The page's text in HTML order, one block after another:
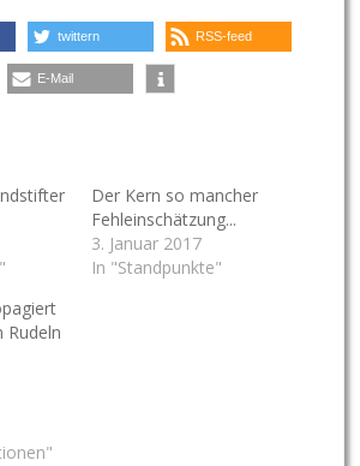
twittern RSS-feed
E-Mail
Der Kern so mancher
Fehleinschätzung...
3. Januar 2017
In "Standpunkte"
Rudeln